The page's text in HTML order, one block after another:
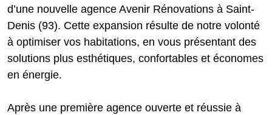
d’une nouvelle agence Avenir Rénovations à Saint-
Denis (93). Cette expansion résulte de notre volonté
à optimiser vos habitations, en vous présentant des
solutions plus esthétiques, confortables et économes
en énergie.
Après une première agence ouverte et réussie à